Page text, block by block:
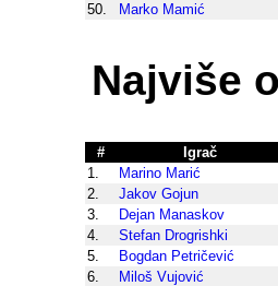
50.
Marko Mamić
Najviše
#
Igrač
1.
Marino Marić
2.
Jakov Gojun
3.
Dejan Manaskov
4.
Stefan Drogrishki
5.
Bogdan Petričević
6.
Miloš Vujović